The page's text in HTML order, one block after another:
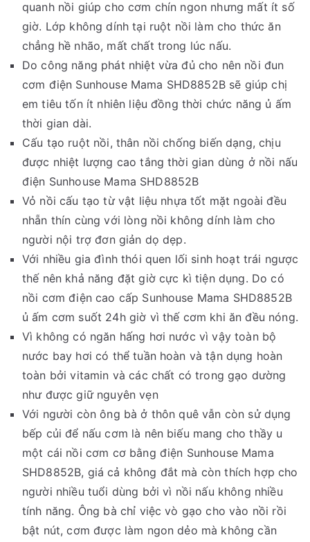
quanh nồi giúp cho cơm chín ngon nhưng mất ít số
giờ. Lớp không dính tại ruột nồi làm cho thức ăn
chẳng hề nhão, mất chất trong lúc nấu.
Do công năng phát nhiệt vừa đủ cho nên nồi đun
cơm điện Sunhouse Mama SHD8852B sẽ giúp chị
em tiêu tốn ít nhiên liệu đồng thời chức năng ủ ấm
thời gian dài.
Cấu tạo ruột nồi, thân nồi chống biến dạng, chịu
được nhiệt lượng cao tắng thời gian dùng ở nồi nấu
điện Sunhouse Mama SHD8852B
Vỏ nồi cấu tạo từ vật liệu nhựa tốt mặt ngoài đều
nhẵn thín cùng với lòng nồi không dính làm cho
người nội trợ đơn giản dọ dẹp.
Với nhiều gia đình thói quen lối sinh hoạt trái ngược
thế nên khả năng đặt giờ cực kì tiện dụng. Do có
nồi cơm điện cao cấp Sunhouse Mama SHD8852B
ủ ấm cơm suốt 24h giờ vì thế cơm khi ăn đều nóng.
Vì không có ngăn hấng hơi nước vì vậy toàn bộ
nước bay hơi có thể tuần hoàn và tận dụng hoàn
toàn bởi vitamin và các chất có trong gạo dường
như được giữ nguyên vẹn
Với người còn ông bà ở thôn quê vẫn còn sử dụng
bếp củi để nấu cơm là nên biếu mang cho thầy u
một cái nồi cơm cơ bằng điện Sunhouse Mama
SHD8852B, giá cả không đắt mà còn thích hợp cho
người nhiều tuổi dùng bởi vì nồi nấu không nhiều
tính năng. Ông bà chỉ việc vò gạo cho vào nồi rồi
bật nút, cơm được làm ngon dẻo mà không cần